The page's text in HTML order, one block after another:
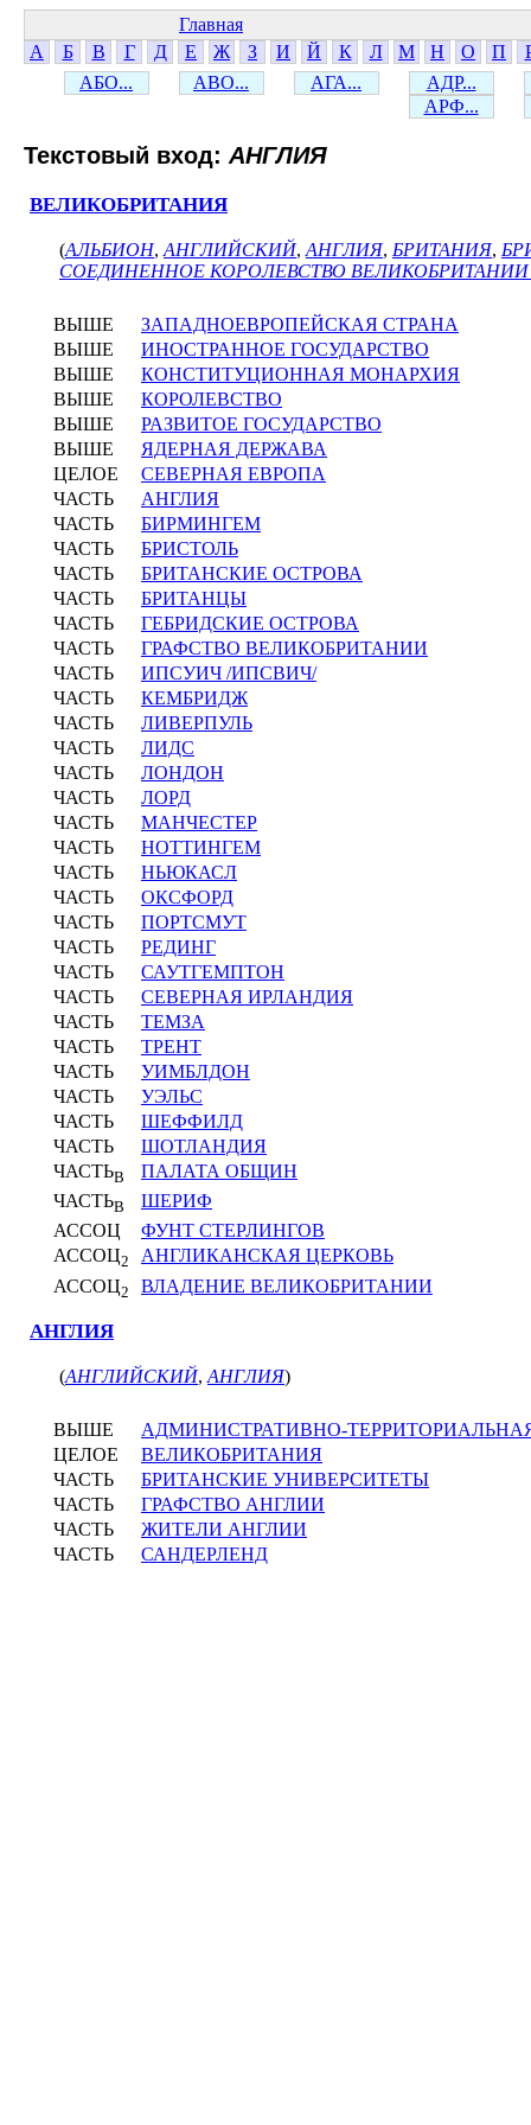
Главная
А
Б В Г Д Е Ж З И Й К Л М Н О П
АБО...
АВО... АГА...
АДР...
АРФ...
Текстовый вход: АНГЛИЯ
ВЕЛИКОБРИТАНИЯ
(АЛЬБИОН, АНГЛИЙСКИЙ, АНГЛИЯ, БРИТАНИЯ,
СОЕДИНЕННОЕ КОРОЛЕВСТВО
ВЫШЕ
ЗАПАДНОЕВРОПЕЙСКАЯ СТРАНА
ВЫШЕ
ИНОСТРАННОЕ ГОСУДАРСТВО
ВЫШЕ
КОНСТИТУЦИОННАЯ МОНАРХИЯ
ВЫШЕ
КОРОЛЕВСТВО
ВЫШЕ
РАЗВИТОЕ ГОСУДАРСТВО
ВЫШЕ
ЯДЕРНАЯ ДЕРЖАВА
ЦЕЛОЕ
СЕВЕРНАЯ ЕВРОПА
ЧАСТЬ
АНГЛИЯ
ЧАСТЬ
БИРМИНГЕМ
ЧАСТЬ
БРИСТОЛЬ
ЧАСТЬ
БРИТАНСКИЕ ОСТРОВА
ЧАСТЬ
БРИТАНЦЫ
ЧАСТЬ
ГЕБРИДСКИЕ ОСТРОВА
ЧАСТЬ
ГРАФСТВО ВЕЛИКОБРИТАНИИ
ЧАСТЬ
ИПСУИЧ /ИПСВИЧ/
ЧАСТЬ
КЕМБРИДЖ
ЧАСТЬ
ЛИВЕРПУЛЬ
ЧАСТЬ
ЛИДС
ЧАСТЬ
ЛОНДОН
ЧАСТЬ
ЛОРД
ЧАСТЬ
МАНЧЕСТЕР
ЧАСТЬ
НОТТИНГЕМ
ЧАСТЬ
НЬЮКАСЛ
ЧАСТЬ
ОКСФОРД
ЧАСТЬ
ПОРТСМУТ
ЧАСТЬ
РЕДИНГ
ЧАСТЬ
САУТГЕМПТОН
ЧАСТЬ
СЕВЕРНАЯ ИРЛАНДИЯ
ЧАСТЬ
ТЕМЗА
ЧАСТЬ
ТРЕНТ
ЧАСТЬ
УИМБЛДОН
ЧАСТЬ
УЭЛЬС
ЧАСТЬ
ШЕФФИЛД
ЧАСТЬ
ШОТЛАНДИЯ
ЧАСТЬВ
ПАЛАТА ОБЩИН
ЧАСТЬВ
ШЕРИФ
АССОЦ
ФУНТ СТЕРЛИНГОВ
АССОЦ2
АНГЛИКАНСКАЯ ЦЕРКОВЬ
АССОЦ2 ВЛАДЕНИЕ ВЕЛИКОБРИТАНИИ
АНГЛИЯ
(АНГЛИЙСКИЙ, АНГЛИЯ)
ВЫШЕ
АДМИНИСТРАТИВНО-
ЦЕЛОЕ
ВЕЛИКОБРИТАНИЯ
ЧАСТЬ
БРИТАНСКИЕ УНИВЕРСИТЕТЫ
ЧАСТЬ
ГРАФСТВО АНГЛИИ
ЧАСТЬ
ЖИТЕЛИ АНГЛИИ
ЧАСТЬ
САНДЕРЛЕНД